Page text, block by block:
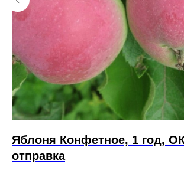
Яблоня Конфетное, 1 год,
отправка